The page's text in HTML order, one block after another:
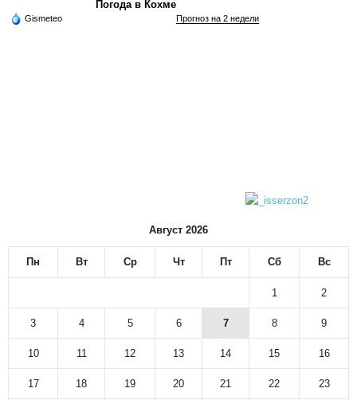
Погода в Кохме
Gismeteo Прогноз на 2 недели
Август 2026
Пн Вт Ср Чт Пт Сб Вс
1 2
3 4 5 6 7 8 9
10 11 12 13 14 15 16
17 18 19 20 21 22 23